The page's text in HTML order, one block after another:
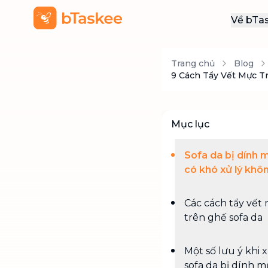
Về
Trang chủ Blog
9 Cách Tẩy Vết Mực
Mục lục
Sofa da bị dính
có khó xử lý
Các cách tẩy vết
trên ghế sofa da
Một số lưu ý khi
sofa da bị dính